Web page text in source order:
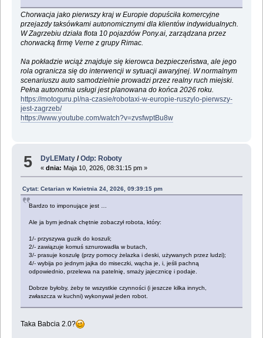
Chorwacja jako pierwszy kraj w Europie dopuściła komercyjne
przejazdy taksówkami autonomicznymi dla klientów indywidualnych.
W Zagrzebiu działa flota 10 pojazdów Pony.ai, zarządzana przez
chorwacką firmę Verne z grupy Rimac.
Na pokładzie wciąż znajduje się kierowca bezpieczeństwa, ale jego
rola ogranicza się do interwencji w sytuacji awaryjnej. W normalnym
scenariuszu auto samodzielnie prowadzi przez realny ruch miejski.
Pełna autonomia usługi jest planowana do końca 2026 roku.
https://motoguru.pl/na-czasie/robotaxi-w-europie-ruszylo-pierwszy-
jest-zagrzeb/
https://www.youtube.com/watch?v=zvsfwptBu8w
5 DyLEMaty /Odp: Roboty
«dnia: Maja 10, 2026, 08:31:15 pm »
Cytat: Cetarian w Kwietnia 24, 2026, 09:39:15 pm
Bardzo to imponujące jest …
Ale ja bym jednak chętnie zobaczył robota, który:
1/- przyszywa guzik do koszuli;
2/- zawiązuje komuś sznurowadła w butach,
3/- prasuje koszulę (przy pomocy żelazka i deski, używanych przez ludzi);
4/- wybija po jednym jajka do miseczki, wącha je, i, jeśli pachną
odpowiednio, przelewa na patelnię, smaży jajecznicę i podaje.
Dobrze byłoby, żeby te wszystkie czynności (i jeszcze kilka innych,
zwłaszcza w kuchni) wykonywał jeden robot.
Taka Babcia 2.0?